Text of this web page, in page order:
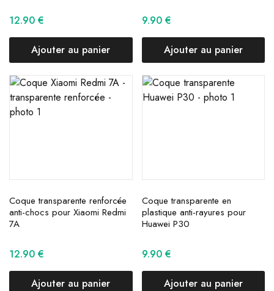
12.90 €
Ajouter au panier
9.90 €
Ajouter au panier
Coque transparente renforcée
anti-chocs pour Xiaomi Redmi
7A
12.90 €
Ajouter au panier
Coque transparente en
plastique anti-rayures pour
Huawei P30
9.90 €
Ajouter au panier